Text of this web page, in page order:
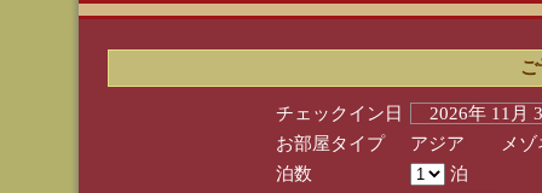
チェックイン日
2026年 11
お部屋タイプ
アジア メゾネ
泊数
泊